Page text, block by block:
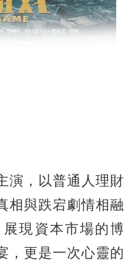
，以普通人理財
相與跌宕劇情相融
現資本市場的博
，更是一次心靈的